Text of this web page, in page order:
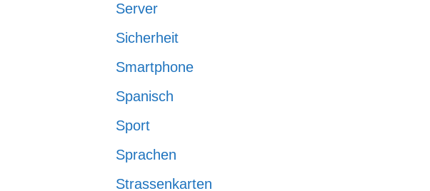
Server
Sicherheit
Smartphone
Spanisch
Sport
Sprachen
Strassenkarten